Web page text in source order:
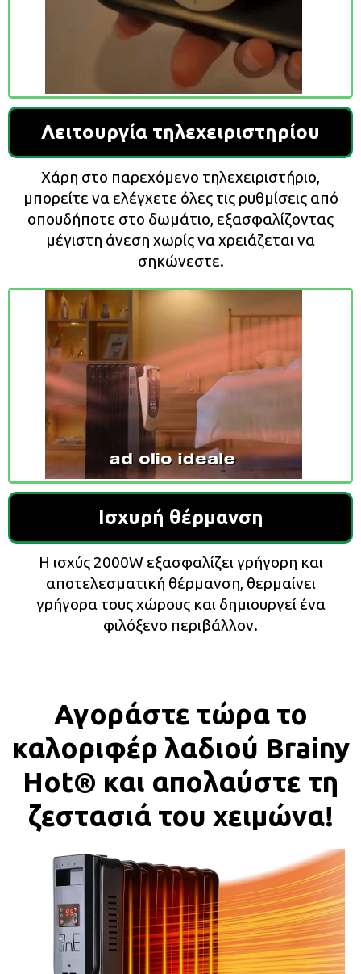
Λειτουργία τηλεχειριστηρίου
Χάρη στο παρεχόμενο τηλεχειριστήριο,
μπορείτε να ελέγχετε όλες τις ρυθμίσεις από
οπουδήποτε στο δωμάτιο, εξασφαλίζοντας
μέγιστη άνεση χωρίς να χρειάζεται να
σηκώνεστε.
Ισχυρή θέρμανση
Η ισχύς 2000W εξασφαλίζει γρήγορη και
αποτελεσματική θέρμανση, θερμαίνει
γρήγορα τους χώρους και δημιουργεί ένα
φιλόξενο περιβάλλον.
Αγοράστε τώρα το
καλοριφέρ λαδιού Brainy
Hot®️ και απολαύστε τη
ζεστασιά του χειμώνα!